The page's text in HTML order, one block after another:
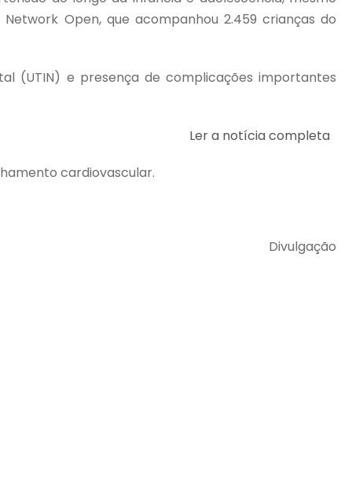
Open, que acompanhou 2.459 crianças do
(UTIN) e presença de complicações importantes
Ler a notícia completa
cardiovascular.
Divulgação